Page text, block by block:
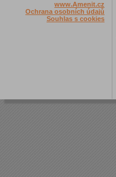
www.Amenit.cz
Ochrana osobních údajů
Souhlas s cookies